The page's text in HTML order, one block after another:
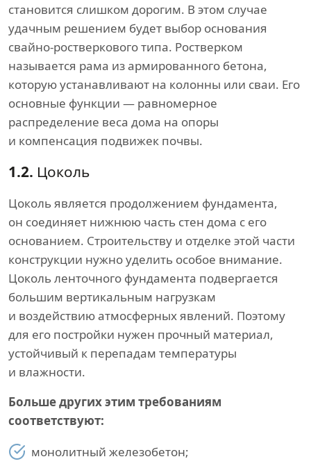
становится слишком дорогим. В этом случае
удачным решением будет выбор основания
свайно-ростверкового типа. Ростверком
называется рама из армированного бетона,
которую устанавливают на колонны или сваи. Его
основные функции — равномерное
распределение веса дома на опоры
и компенсация подвижек почвы.
1.2. Цоколь
Цоколь является продолжением фундамента,
он соединяет нижнюю часть стен дома с его
основанием. Строительству и отделке этой части
конструкции нужно уделить особое внимание.
Цоколь ленточного фундамента подвергается
большим вертикальным нагрузкам
и воздействию атмосферных явлений. Поэтому
для его постройки нужен прочный материал,
устойчивый к перепадам температуры
и влажности.
Больше других этим требованиям
соответствуют:
монолитный железобетон;